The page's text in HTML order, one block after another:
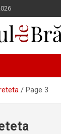
Brăila
Page 3